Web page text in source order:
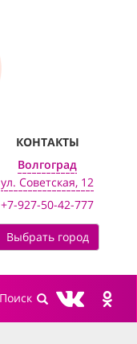
КОНТАКТЫ
Волгоград
ул. Советская, 12
+7-927-50-42-777
Выбрать город